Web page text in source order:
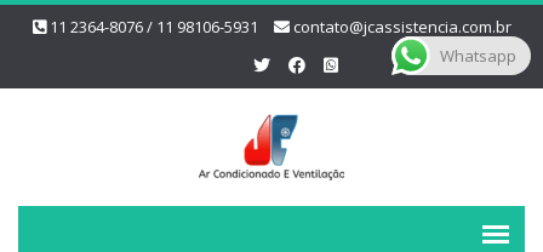
11 2364-8076 / 11 98106-5931 contato@jcassistencia.com.br
Whatsapp